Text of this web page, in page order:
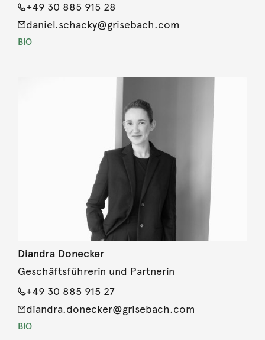
+49 30 885 915 28
daniel.schacky@grisebach.com
BIO
Diandra Donecker
Geschäftsführerin und Partnerin
+49 30 885 915 27
diandra.donecker@grisebach.com
BIO